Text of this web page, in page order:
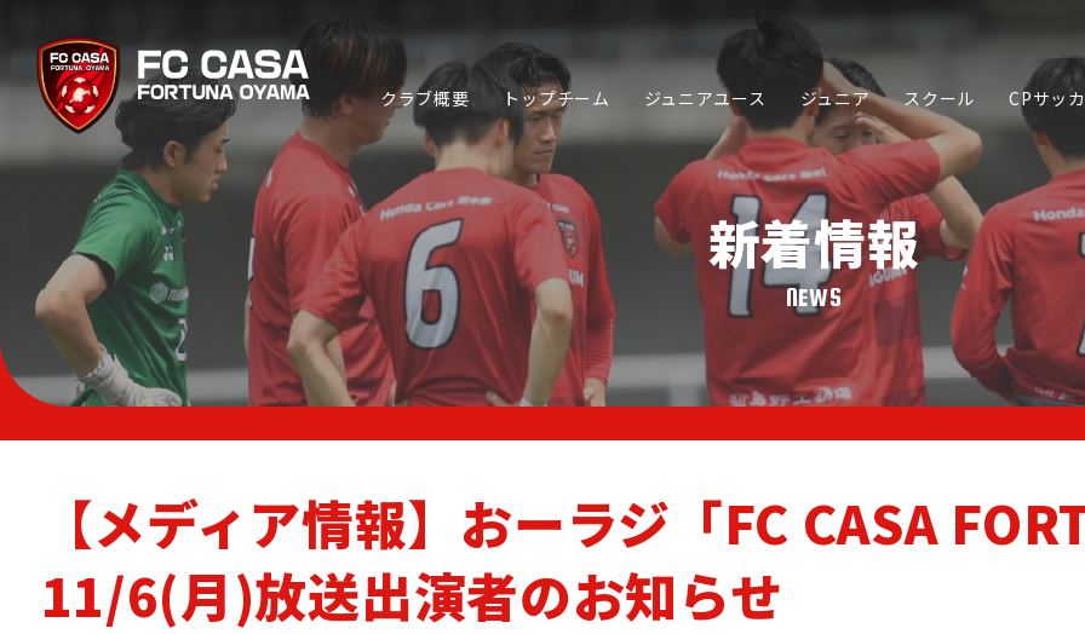
クラブ概要 トップチーム ジュニアユース ジュニア スクール CPサッ
TOP TEAM
トップチーム
JUNIOR YOUTH
ジュニアユース
JUNIOR
ジュニア
SCHOOL
スクール
CP SOCCER SPORTS ACADEMY PARTNER
新着情報
NEWS
【メディア情報】おーラジ「FC CASA
11/6(月)放送出演者のお知らせ